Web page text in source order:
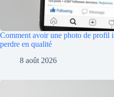
Comment avoir une photo de profil
perdre en qualité
8 août 2026